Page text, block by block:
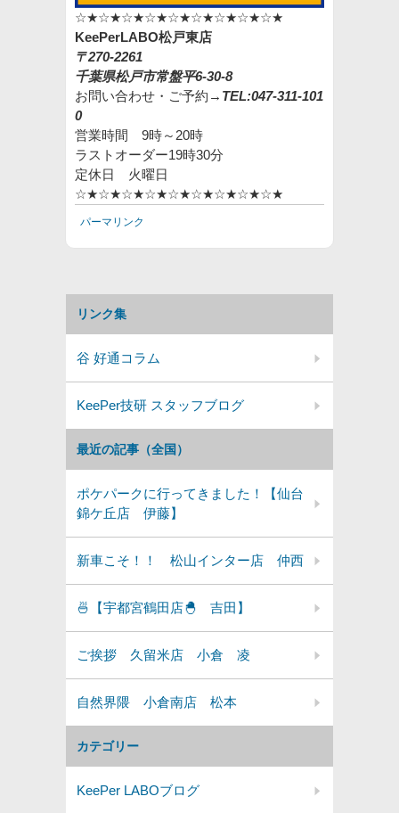
☆★☆★☆★☆★☆★☆★☆★☆★☆★
KeePerLABO松戸東店
〒270-2261
千葉県松戸市常盤平6-30-8
お問い合わせ・ご予約→ TEL:047-311-101
0
営業時間 9時～20時
ラストオーダー19時30分
定休日 火曜日
☆★☆★☆★☆★☆★☆★☆★☆★☆★
パーマリンク
カテゴリー
KeePer LABOブログ
最近の記事（全国）
ポケパークに行ってきました！【仙台
錦ケ丘店 伊藤】
新車こそ！！ 松山インター店 仲西
🍜【宇都宮鶴田店🐣 吉田】
ご挨拶 久留米店 小倉 凌
自然界隈 小倉南店 松本
リンク集
谷 好通コラム
KeePer技研 スタッフブログ